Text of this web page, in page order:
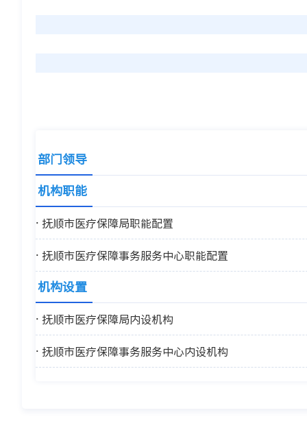
部门领导
机构职能
抚顺市医疗保障局职能配置
抚顺市医疗保障事务服务中心职能配置
机构设置
抚顺市医疗保障局内设机构
抚顺市医疗保障事务服务中心内设机构